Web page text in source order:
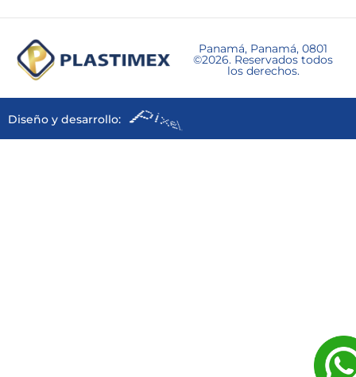
Panamá, Panamá, 0801
©2026. Reservados todos
los derechos.
Diseño y desarrollo: